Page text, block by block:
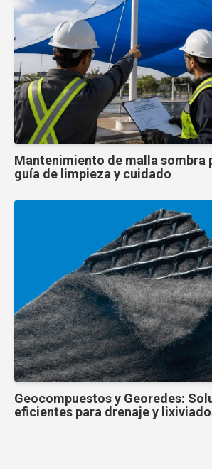
Mantenimiento de malla sombra
guía de limpieza y cuidado
Geocompuestos y Georedes:
eficientes para drenaje y